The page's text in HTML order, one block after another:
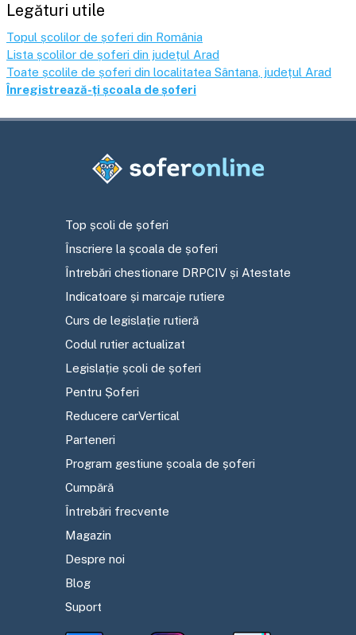
Legături utile
Topul școlilor de șoferi din România
Lista școlilor de șoferi din județul Arad
Toate școlile de șoferi din localitatea Sântana , județul Arad
Înregistrează-ți școala de șoferi
Top școli de șoferi
Înscriere la școala de șoferi
Întrebări chestionare DRPCIV și Atestate
Indicatoare și marcaje rutiere
Curs de legislație rutieră
Codul rutier actualizat
Legislație școli de șoferi
Pentru Șoferi
Reducere carVertical
Parteneri
Program gestiune școala de șoferi
Cumpără
Întrebări frecvente
Magazin
Despre noi
Blog
Suport